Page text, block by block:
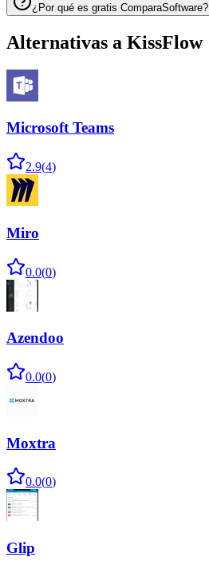
¿Por qué es gratis ComparaSoftware?
Alternativas a KissFlow
Microsoft Teams
2.9(4)
Miro
0.0(0)
Azendoo
0.0(0)
Moxtra
0.0(0)
Glip